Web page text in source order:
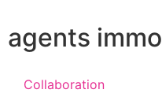
agents immo
Collaboration